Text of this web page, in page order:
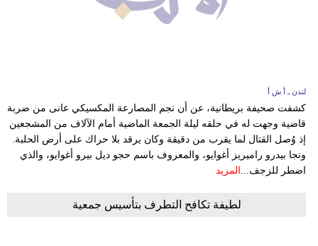
لندن ـ أ ش أ
كشفت صحيفة بريطانية، عن أن نجم المصارعة المكسيكي عانى من ضربة
قاضية وجهت له في حلقه ليلة الجمعة الماضية أمام الآلاف من المشجعين
إذ وُصل القتال لما يقرب من دقيقة وكان يرقد بلا حراك على أرض الحلبة.
ونجا بيدرو راميريز أغوايو، والمعروف باسم حجو ديل بيرو أغوايو، والذي
اضطر للزجف...
المزيد
لطيفة تكافح التطرف بتأسيس جمعية